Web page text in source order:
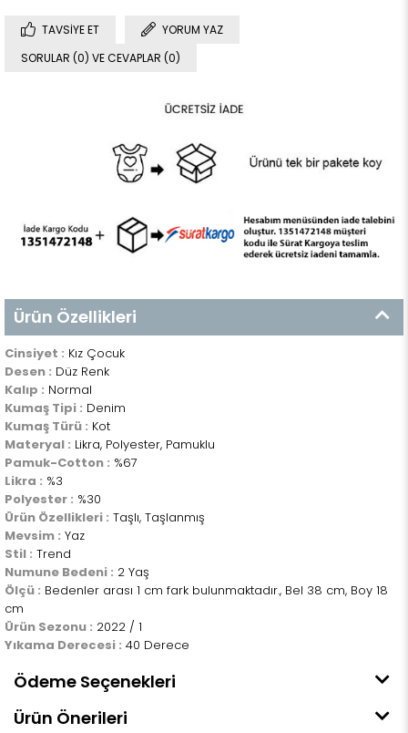
TAVSIYE ET
YORUM YAZ
SORULAR (0) VE CEVAPLAR (0)
Ürün Özellikleri
Cinsiyet : Kız Çocuk
Desen : Düz Renk
Kalıp : Normal
Kumaş Tipi : Denim
Kumaş Türü : Kot
Materyal : Likra, Polyester, Pamuklu
Pamuk-Cotton : %67
Likra : %3
Polyester : %30
Ürün Özellikleri : Taşlı, Taşlanmış
Mevsim : Yaz
Stil : Trend
Numune Bedeni : 2 Yaş
Ölçü : Bedenler arası 1 cm fark bulunmaktadır., Bel 38 cm, Boy 18
cm
Ürün Sezonu : 2022 / 1
Yıkama Derecesi : 40 Derece
Ödeme Seçenekleri
Ürün Önerileri